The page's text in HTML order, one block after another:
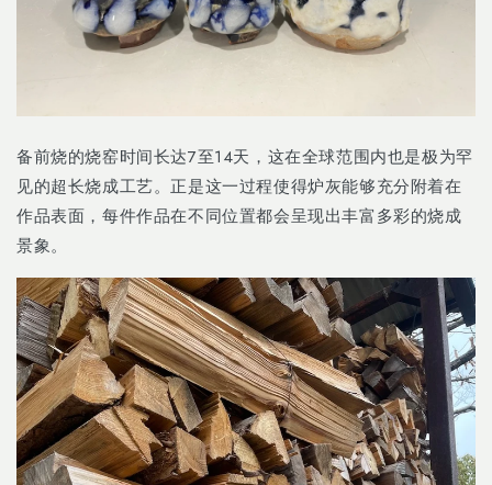
备前烧的烧窑时间长达7至14天，这在全球范围内也是极为罕
见的超长烧成工艺。正是这一过程使得炉灰能够充分附着在
作品表面，每件作品在不同位置都会呈现出丰富多彩的烧成
景象。